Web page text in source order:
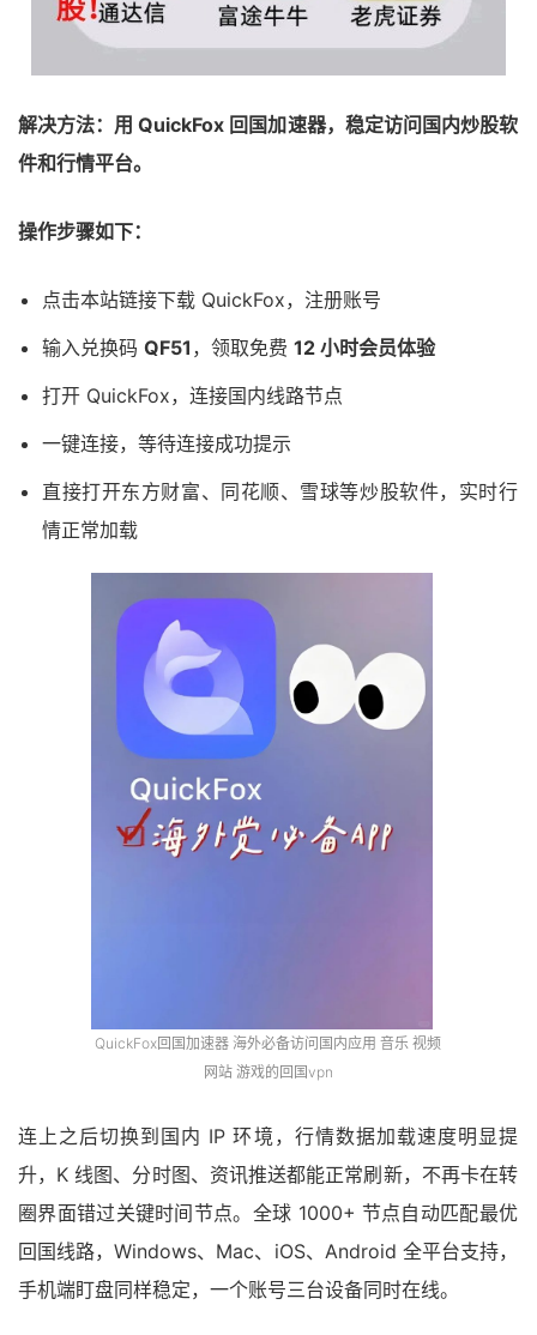
解决方法：用 QuickFox 回国加速器，稳定访问国内炒股软
件和行情平台。
操作步骤如下：
点击本站链接下载 QuickFox，注册账号
输入兑换码 QF51 ，领取免费 12 小时会员体验
打开 QuickFox，连接国内线路节点
一键连接，等待连接成功提示
直接打开东方财富、同花顺、雪球等炒股软件，实时行
情正常加载
QuickFox回国加速器 海外必备访问国内应用 音乐 视频
网站 游戏的回国vpn
连上之后切换到国内 IP 环境，行情数据加载速度明显提
升，K 线图、分时图、资讯推送都能正常刷新，不再卡在转
圈界面错过关键时间节点。全球 1000+ 节点自动匹配最优
回国线路，Windows、Mac、iOS、Android 全平台支持，
手机端盯盘同样稳定，一个账号三台设备同时在线。